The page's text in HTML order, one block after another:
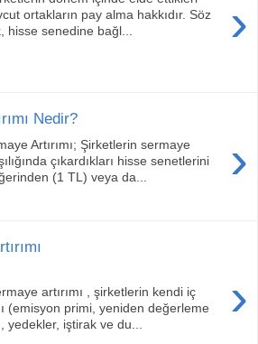
›
ortakların pay alma hakkıdır. Söz
hisse senedine bağl...
Nedir?
›
Artırımı; Şirketlerin sermaye
çıkardıkları hisse senetlerini
(1 TL) veya da...
›
artırımı , şirketlerin kendi iç
(emisyon primi, yeniden değerleme
yedekler, iştirak ve du...